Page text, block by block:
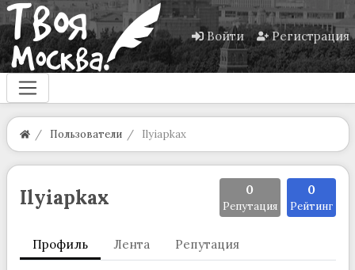
Войти Регистрация
Пользователи Ilyiapkax
Ilyiapkax 0
Репутация
0
Рейтинг
Профиль Лента Репутация